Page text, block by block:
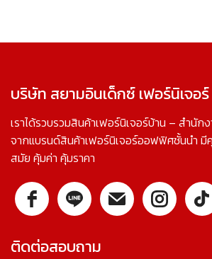
บริษัท สยามอินเด็กซ์ เฟอร์นิเจอ
เราได้รวบรวมสินค้าเฟอร์นิเจอร์บ้าน – สำนัก
จากแบรนด์สินค้าเฟอร์นิเจอร์ออฟฟิศชั้นนำ
สมัย คุ้มค่า คุ้มราคา
ติดต่อสอบถาม